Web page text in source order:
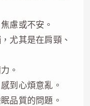
慮或不安。
尤其是在肩頸、
。
到心煩意亂。
品質的問題。